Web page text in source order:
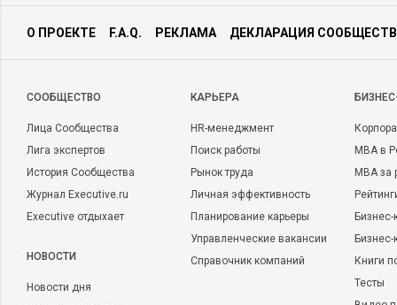
О ПРОЕКТЕ F.A.Q. РЕКЛАМА ДЕКЛАРАЦИЯ
CООБЩЕСТВО
Лица Сообщества
Лига экспертов
История Сообщества
Журнал Executive.ru
Executive отдыхает
НОВОСТИ
Новости дня
КАРЬЕРА
HR-менеджмент
Поиск работы
Рынок труда
Личная эффективность
Планирование карьеры
Управленческие вакансии
Справочник компаний
MBA в
MBA
Бизнес-
Книги
Тесты